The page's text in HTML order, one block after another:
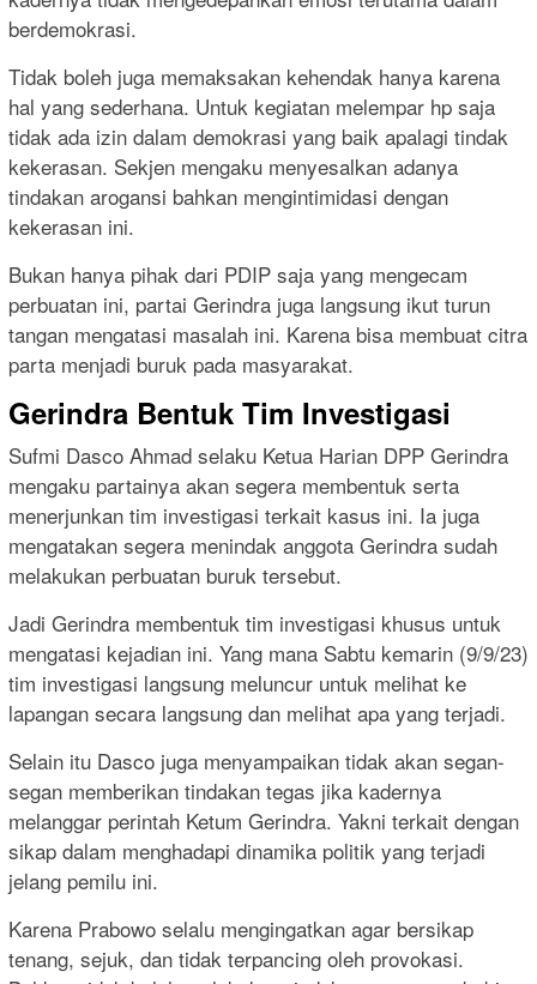
berdemokrasi.
Tidak boleh juga memaksakan kehendak hanya karena
hal yang sederhana. Untuk kegiatan melempar hp saja
tidak ada izin dalam demokrasi yang baik apalagi tindak
kekerasan. Sekjen mengaku menyesalkan adanya
tindakan arogansi bahkan mengintimidasi dengan
kekerasan ini.
Bukan hanya pihak dari PDIP saja yang mengecam
perbuatan ini, partai Gerindra juga langsung ikut turun
tangan mengatasi masalah ini. Karena bisa membuat citra
parta menjadi buruk pada masyarakat.
Gerindra Bentuk Tim Investigasi
Sufmi Dasco Ahmad selaku Ketua Harian DPP Gerindra
mengaku partainya akan segera membentuk serta
menerjunkan tim investigasi terkait kasus ini. Ia juga
mengatakan segera menindak anggota Gerindra sudah
melakukan perbuatan buruk tersebut.
Jadi Gerindra membentuk tim investigasi khusus untuk
mengatasi kejadian ini. Yang mana Sabtu kemarin (9/9/23)
tim investigasi langsung meluncur untuk melihat ke
lapangan secara langsung dan melihat apa yang terjadi.
Selain itu Dasco juga menyampaikan tidak akan segan-
segan memberikan tindakan tegas jika kadernya
melanggar perintah Ketum Gerindra. Yakni terkait dengan
sikap dalam menghadapi dinamika politik yang terjadi
jelang pemilu ini.
Karena Prabowo selalu mengingatkan agar bersikap
tenang, sejuk, dan tidak terpancing oleh provokasi.